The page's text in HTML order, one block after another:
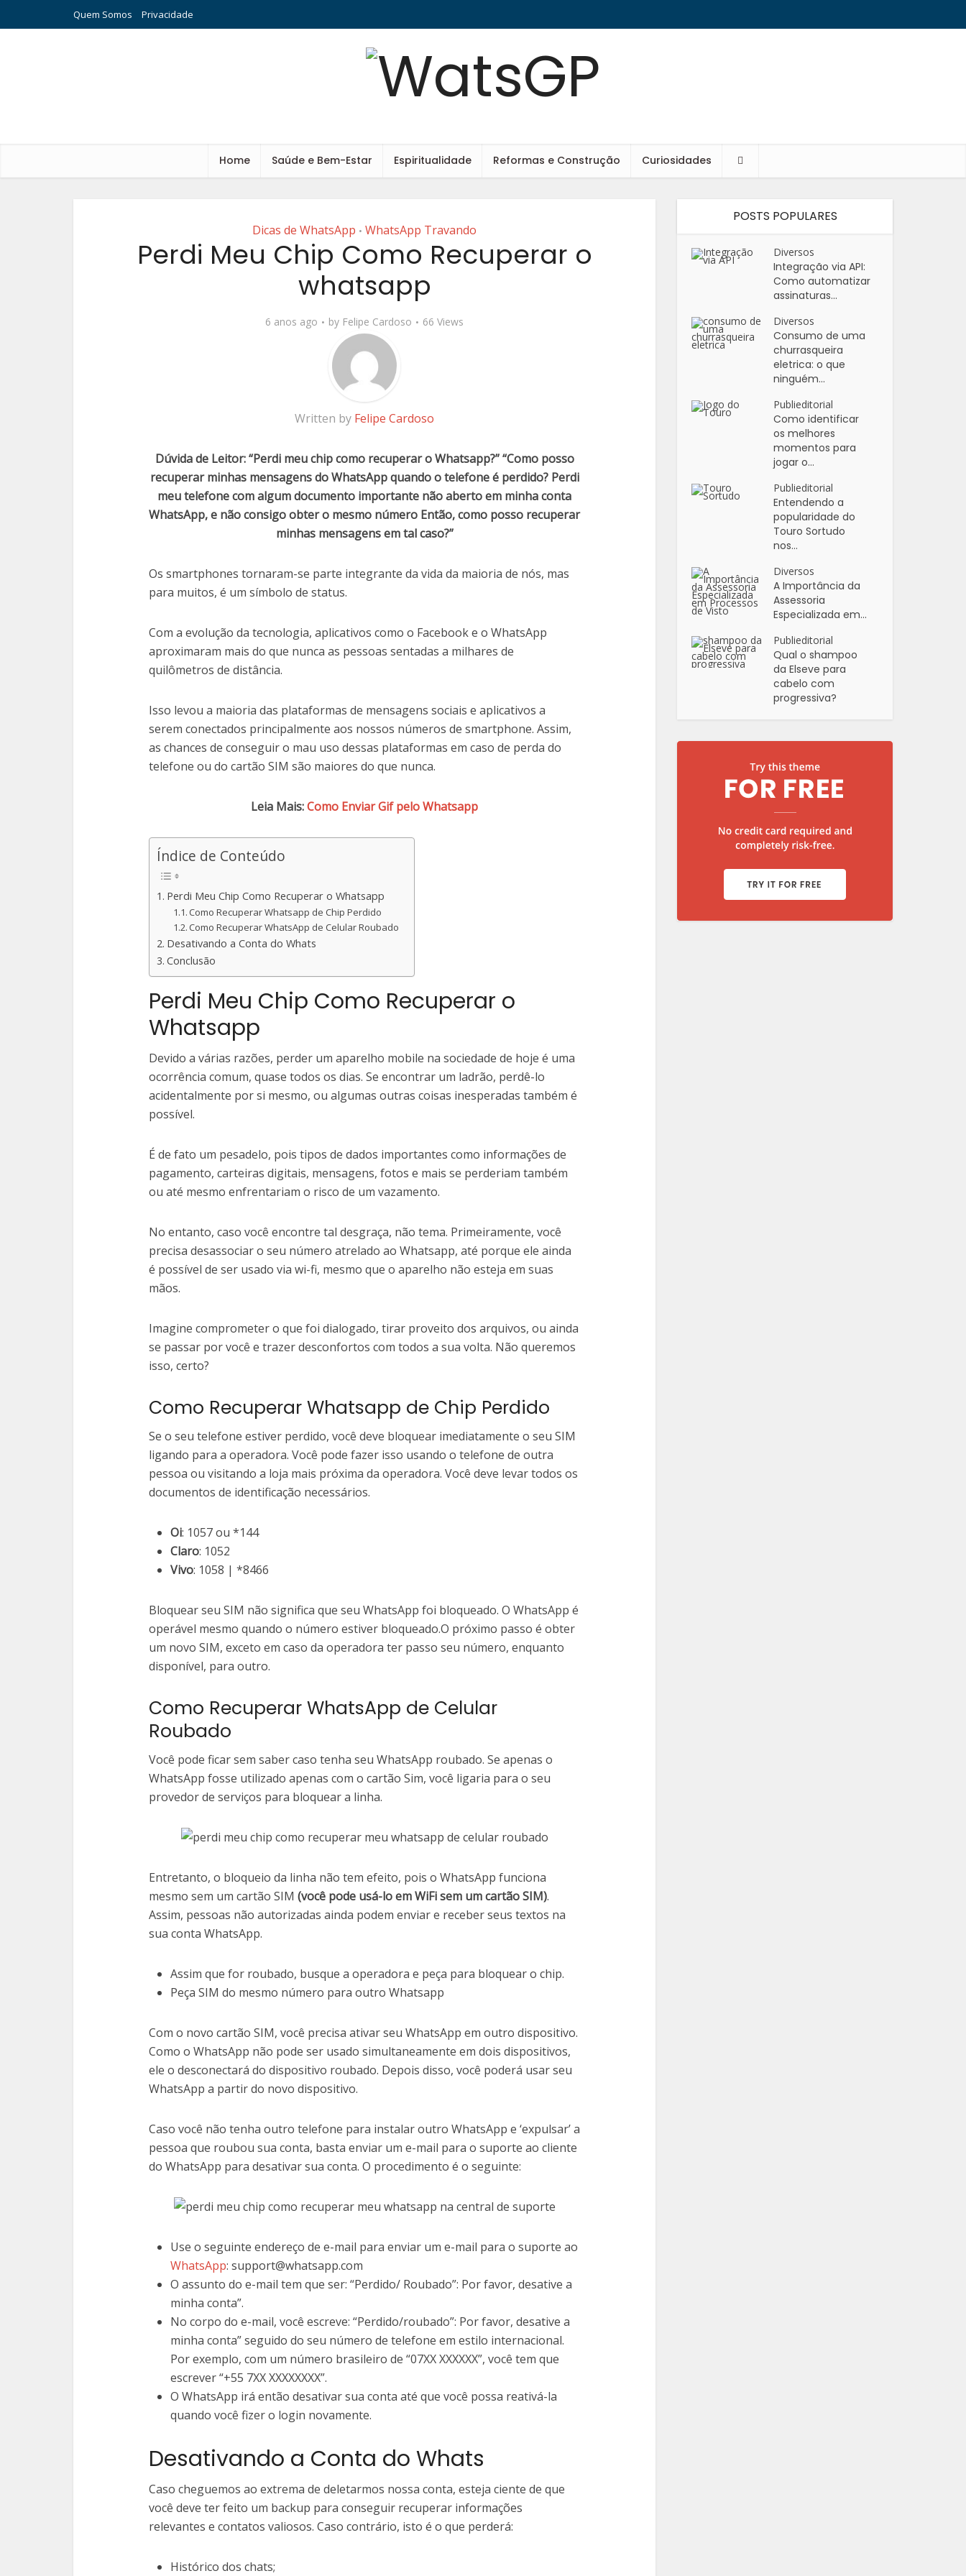
Quem Somos Privacidade
Home Saúde e Bem-Estar Espiritualidade Reformas e Construção Curiosidades
Dicas de WhatsApp • WhatsApp Travando
Perdi Meu Chip Como Recuperar o
whatsapp
6 anos ago by Felipe Cardoso 66 Views
Written by Felipe Cardoso
Dúvida de Leitor: “Perdi meu chip como recuperar o Whatsapp?” “Como posso
recuperar minhas mensagens do WhatsApp quando o telefone é perdido? Perdi
meu telefone com algum documento importante não aberto em minha conta
WhatsApp, e não consigo obter o mesmo número Então, como posso recuperar
minhas mensagens em tal caso?”
Os smartphones tornaram-se parte integrante da vida da maioria de nós, mas
para muitos, é um símbolo de status.
Com a evolução da tecnologia, aplicativos como o Facebook e o WhatsApp
aproximaram mais do que nunca as pessoas sentadas a milhares de
quilômetros de distância.
Isso levou a maioria das plataformas de mensagens sociais e aplicativos a
serem conectados principalmente aos nossos números de smartphone. Assim,
as chances de conseguir o mau uso dessas plataformas em caso de perda do
telefone ou do cartão SIM são maiores do que nunca.
Leia Mais:Como Enviar Gif pelo Whatsapp
Índice de Conteúdo
Perdi Meu Chip Como Recuperar o Whatsapp
Como Recuperar Whatsapp de Chip Perdido
Como Recuperar WhatsApp de Celular Roubado
Desativando a Conta do Whats
Conclusão
Perdi Meu Chip Como Recuperar o
Whatsapp
Devido a várias razões, perder um aparelho mobile na sociedade de hoje é uma
ocorrência comum, quase todos os dias. Se encontrar um ladrão, perdê-lo
acidentalmente por si mesmo, ou algumas outras coisas inesperadas também é
possível.
É de fato um pesadelo, pois tipos de dados importantes como informações de
pagamento, carteiras digitais, mensagens, fotos e mais se perderiam também
ou até mesmo enfrentariam o risco de um vazamento.
No entanto, caso você encontre tal desgraça, não tema. Primeiramente, você
precisa desassociar o seu número atrelado ao Whatsapp, até porque ele ainda
é possível de ser usado via wi-fi, mesmo que o aparelho não esteja em suas
mãos.
Imagine comprometer o que foi dialogado, tirar proveito dos arquivos, ou ainda
se passar por você e trazer desconfortos com todos a sua volta. Não queremos
isso, certo?
Como Recuperar Whatsapp de Chip Perdido
Se o seu telefone estiver perdido, você deve bloquear imediatamente o seu SIM
ligando para a operadora. Você pode fazer isso usando o telefone de outra
pessoa ou visitando a loja mais próxima da operadora. Você deve levar todos os
documentos de identificação necessários.
Oi: 1057 ou *144
Claro: 1052
Vivo: 1058 | *8466
Bloquear seu SIM não significa que seu WhatsApp foi bloqueado. O WhatsApp é
operável mesmo quando o número estiver bloqueado.O próximo passo é obter
um novo SIM, exceto em caso da operadora ter passo seu número, enquanto
disponível, para outro.
Como Recuperar WhatsApp de Celular
Roubado
Você pode ficar sem saber caso tenha seu WhatsApp roubado. Se apenas o
WhatsApp fosse utilizado apenas com o cartão Sim, você ligaria para o seu
provedor de serviços para bloquear a linha.
Entretanto, o bloqueio da linha não tem efeito, pois o WhatsApp funciona
mesmo sem um cartão SIM (você pode usá-lo em WiFi sem um cartão SIM).
Assim, pessoas não autorizadas ainda podem enviar e receber seus textos na
sua conta WhatsApp.
Assim que for roubado, busque a operadora e peça para bloquear o chip.
Peça SIM do mesmo número para outro Whatsapp
Com o novo cartão SIM, você precisa ativar seu WhatsApp em outro dispositivo.
Como o WhatsApp não pode ser usado simultaneamente em dois dispositivos,
ele o desconectará do dispositivo roubado. Depois disso, você poderá usar seu
WhatsApp a partir do novo dispositivo.
Caso você não tenha outro telefone para instalar outro WhatsApp e ‘expulsar’ a
pessoa que roubou sua conta, basta enviar um e-mail para o suporte ao cliente
do WhatsApp para desativar sua conta. O procedimento é o seguinte:
Use o seguinte endereço de e-mail para enviar um e-mail para o suporte ao
WhatsApp: support@whatsapp.com
O assunto do e-mail tem que ser: “Perdido/ Roubado”: Por favor, desative a
minha conta”.
No corpo do e-mail, você escreve: “Perdido/roubado”: Por favor, desative a
minha conta” seguido do seu número de telefone em estilo internacional.
Por exemplo, com um número brasileiro de “07XX XXXXXX”, você tem que
escrever “+55 7XX XXXXXXXX”.
O WhatsApp irá então desativar sua conta até que você possa reativá-la
quando você fizer o login novamente.
Desativando a Conta do Whats
Caso cheguemos ao extrema de deletarmos nossa conta, esteja ciente de que
você deve ter feito um backup para conseguir recuperar informações
relevantes e contatos valiosos. Caso contrário, isto é o que perderá:
Histórico dos chats;
POSTS POPULARES
Diversos
Integração via API:
Como automatizar
assinaturas...
Diversos
Consumo de uma
churrasqueira
eletrica: o que
ninguém...
Publieditorial
Como identificar
os melhores
momentos para
jogar o...
Publieditorial
Entendendo a
popularidade do
Touro Sortudo
nos...
Diversos
A Importância da
Assessoria
Especializada em...
Publieditorial
Qual o shampoo
da Elseve para
cabelo com
progressiva?